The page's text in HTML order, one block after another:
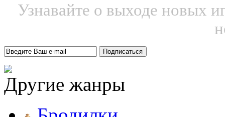
Узнавайте о выходе новых
Другие жанры